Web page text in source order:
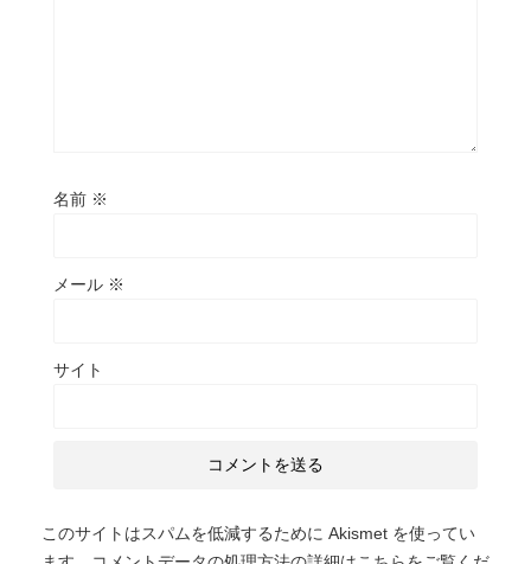
名前 ※
メール ※
サイト
このサイトはスパムを低減するために Akismet を使ってい